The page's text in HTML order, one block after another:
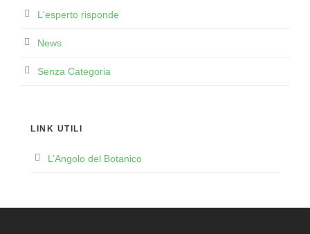
L'esperto risponde
News
Senza Categoria
LINK UTILI
L’Angolo del Botanico